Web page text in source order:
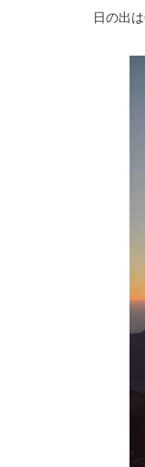
日の出は